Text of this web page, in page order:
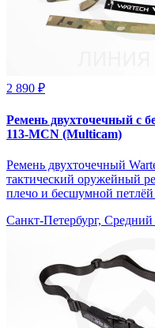
2 890 ₽
Ремень двухточечный с
113-MCN (Multicam)
Ремень двухточечный
тактический оружейный
плечо и бесшумной
Санкт-Петербург,